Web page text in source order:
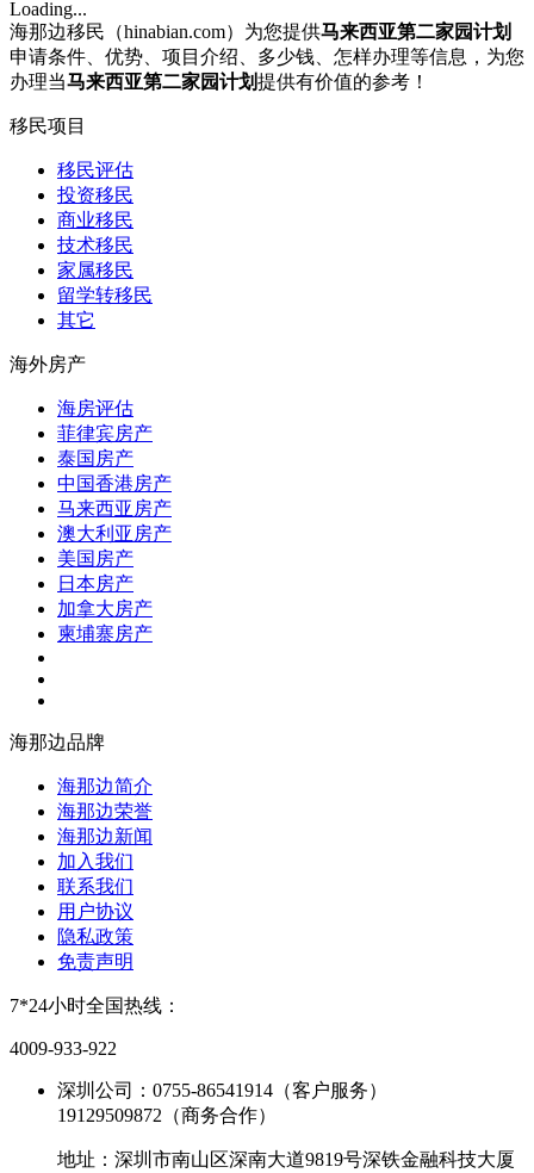
Loading...
海那边移民（hinabian.com）为您提供马来西亚第二家园计划
申请条件、优势、项目介绍、多少钱、怎样办理等信息，为您
办理当马来西亚第二家园计划提供有价值的参考！
移民项目
移民评估
投资移民
商业移民
技术移民
家属移民
留学转移民
其它
海外房产
海房评估
菲律宾房产
泰国房产
中国香港房产
马来西亚房产
澳大利亚房产
美国房产
日本房产
加拿大房产
柬埔寨房产
海那边品牌
海那边简介
海那边荣誉
海那边新闻
加入我们
联系我们
用户协议
隐私政策
免责声明
7*24小时全国热线：
4009-933-922
深圳公司：0755-86541914（客户服务）
19129509872（商务合作）
地址：深圳市南山区深南大道9819号深铁金融科技大厦